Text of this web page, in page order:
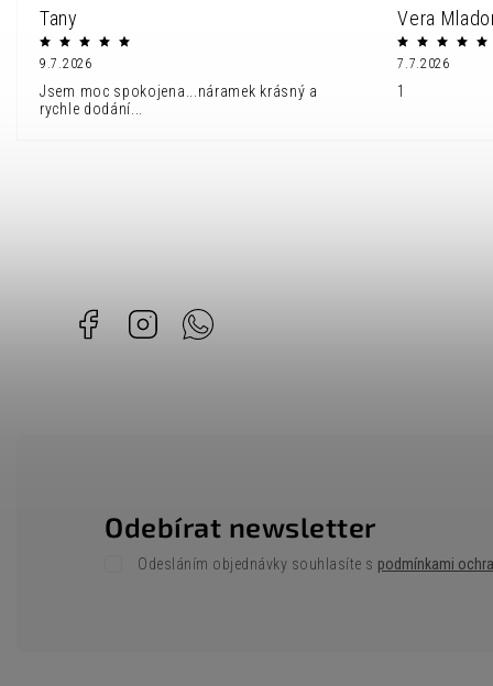
Tany
9.7.2026
Jsem moc spokojena...náramek krásný a
rychle dodání...
Vera
7.7.2026
1
Facebook Instagram
Odebírat newsletter
Odesláním objednávky souhlasíte s podmínkami